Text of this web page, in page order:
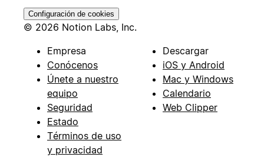
Configuración de cookies
© 2026 Notion Labs, Inc.
Empresa
Conócenos
Únete a nuestro
equipo
Seguridad
Estado
Términos de uso
y privacidad
Descargar
iOS y Android
Mac y Windows
Calendario
Web Clipper